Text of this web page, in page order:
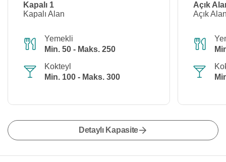
Kapalı 1
Kapalı Alan
Yemekli
Min. 50 - Maks. 250
Kokteyl
Min. 100 - Maks. 300
Açık
Açık
Detaylı Kapasite